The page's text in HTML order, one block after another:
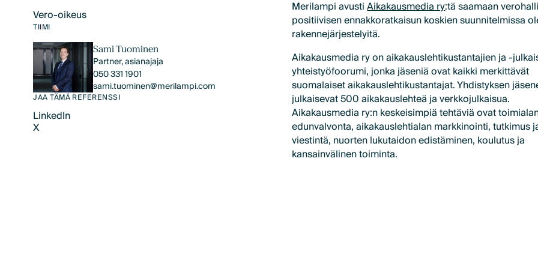
Vero-oikeus
Text Link
TIIMI
Sami Tuominen
Partner, asianajaja
050 331 1901
sami.tuominen@merilampi.com
JAA TÄMÄ REFERENSSI
LinkedIn
LinkedIn
X
Merilampi avustiAikakausmedia ry:tä saamaan
positiivisen ennakkoratkaisun koskien suunnitelmissa
rakennejärjestelyitä.
Aikakausmedia ry on aikakauslehtikustantajien ja -
yhteistyöfoorumi, jonka jäseniä ovat kaikki merkittävät
suomalaiset aikakauslehtikustantajat. Yhdistyksen
julkaisevat 500 aikakauslehteä ja verkkojulkaisua.
Aikakausmedia ry:n keskeisimpiä tehtäviä ovat
edunvalvonta, aikakauslehtialan markkinointi, tutkimus
viestintä, nuorten lukutaidon edistäminen, koulutus ja
kansainvälinen toiminta.